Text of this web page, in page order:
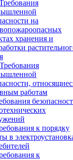
на
хранения и
работам
к порядку
в
к